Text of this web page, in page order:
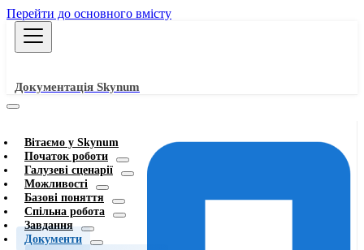
Перейти до основного вмісту
Документація Skynum
Вітаємо у Skynum
Початок роботи
Галузеві сценарії
Можливості
Базові поняття
Спільна робота
Завдання
Документи